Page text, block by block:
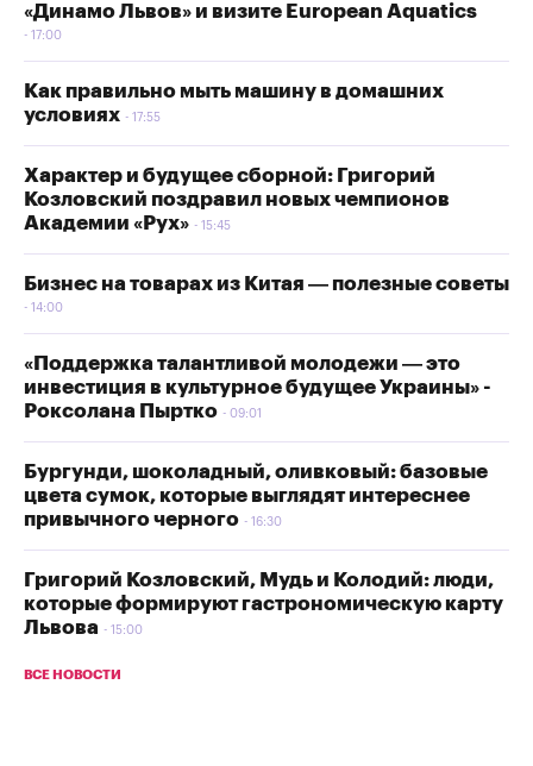
«Динамо Львов» и визите European Aquatics
17:00
Как правильно мыть машину в домашних
условиях
17:55
Характер и будущее сборной: Григорий
Козловский поздравил новых чемпионов
Академии «Рух»
15:45
Бизнес на товарах из Китая — полезные советы
14:00
«Поддержка талантливой молодежи — это
инвестиция в культурное будущее Украины» -
Роксолана Пыртко
09:01
Бургунди, шоколадный, оливковый: базовые
цвета сумок, которые выглядят интереснее
привычного черного
16:30
Григорий Козловский, Мудь и Колодий: люди,
которые формируют гастрономическую карту
Львова
15:00
ВСЕ НОВОСТИ